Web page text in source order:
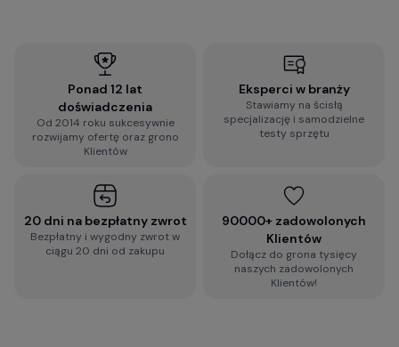
Wypełnij błyskawiczną ankietę i otrzymaj
spersonalizowaną rekomendację dopasowaną do
Twoich wymagań:
2-minutowa ankieta rekomendacji
wideorejestratora
Zobacz więcej porad dotyczących
wideorejestratorów, a także zestaw najczęściej
Ponad 12 lat
doświadczenia
Od 2014 roku sukcesywnie
rozwijamy ofertę oraz grono
Klientów
Eksperci w branży
Stawiamy na ścisłą
specjalizację i samodzielne
testy sprzętu
20 dni na bezpłatny zwrot
Bezpłatny i wygodny zwrot w
ciągu 20 dni od zakupu
90000+ zadowolonych
Klientów
Dołącz do grona tysięcy
naszych zadowolonych
Klientów!